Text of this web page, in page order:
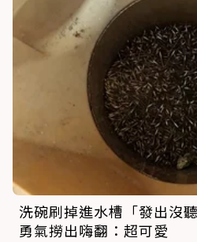
洗碗刷掉進水槽「發出沒
勇氣撈出嗨翻：超可愛